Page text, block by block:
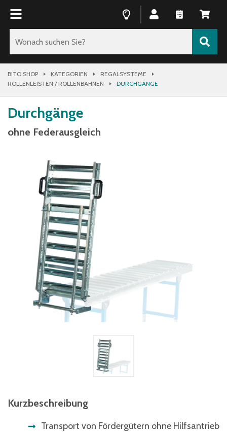
BITO SHOP KATEGORIEN
REGALSYSTEME
ROLLENLEISTEN / ROLLENBAHNEN
DURCHGÄNGE
Durchgänge
ohne Federausgleich
Kurzbeschreibung
Transport von Fördergütern ohne Hilfsantrieb